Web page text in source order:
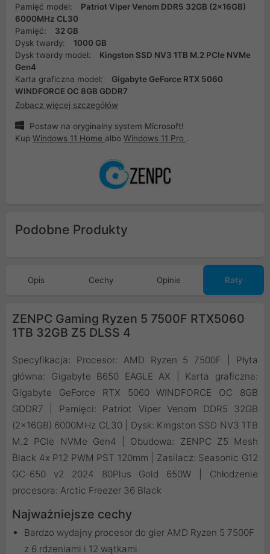
Pamięć model:
Patriot Viper Venom DDR5 32GB (2x16GB)
6000MHz CL30
Pamięć:
32 GB
Dysk twardy:
1000 GB
Dysk twardy model:
Kingston SSD NV3 1TB M.2 PCIe NVMe
Gen4
Karta graficzna model:
Gigabyte GeForce RTX 5060
WINDFORCE OC 8GB GDDR7
Zobacz więcej szczegółów
Postaw na oryginalny system Microsoft!
Kup Windows 11 Home albo Windows 11 Pro .
Podobne Produkty
Opis Cechy Opinie Raty
ZENPC Gaming Ryzen 5 7500F RTX5060
1TB 32GB Z5 DLSS 4
Specyfikacja: Procesor: AMD Ryzen 5 7500F | Płyta
główna: Gigabyte B650 EAGLE AX | Karta graficzna:
Gigabyte GeForce RTX 5060 WINDFORCE OC 8GB
GDDR7 | Pamięci: Patriot Viper Venom DDR5 32GB
(2x16GB) 6000MHz CL30 | Dysk: Kingston SSD NV3 1TB
M.2 PCIe NVMe Gen4 | Obudowa: ZENPC Z5 Mesh
Black 4x P12 PWM PST 120mm | Zasilacz: Seasonic G12
GC-650 v2 2024 80Plus Gold 650W | Chłodzenie
procesora: Arctic Freezer 36 Black
Najważniejsze cechy
Bardzo wydajny procesor do gier AMD Ryzen 5 7500F
z 6 rdzeniami i 12 wątkami